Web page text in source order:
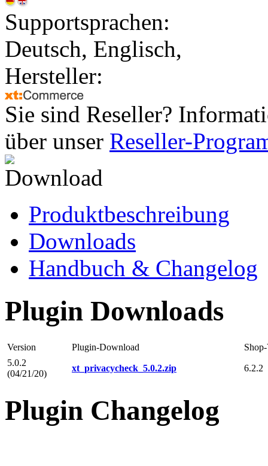
Supportsprachen:
Deutsch, Englisch,
Hersteller:
Sie sind Reseller?
über unser Reseller-
Produktbeschreibung
Downloads
Handbuch & Changelog
Plugin Downloads
Version Plugin-Download
5.0.2
(04/21/20)
xt_privacycheck_5.0.2.zip 6.2.2
Plugin Changelog